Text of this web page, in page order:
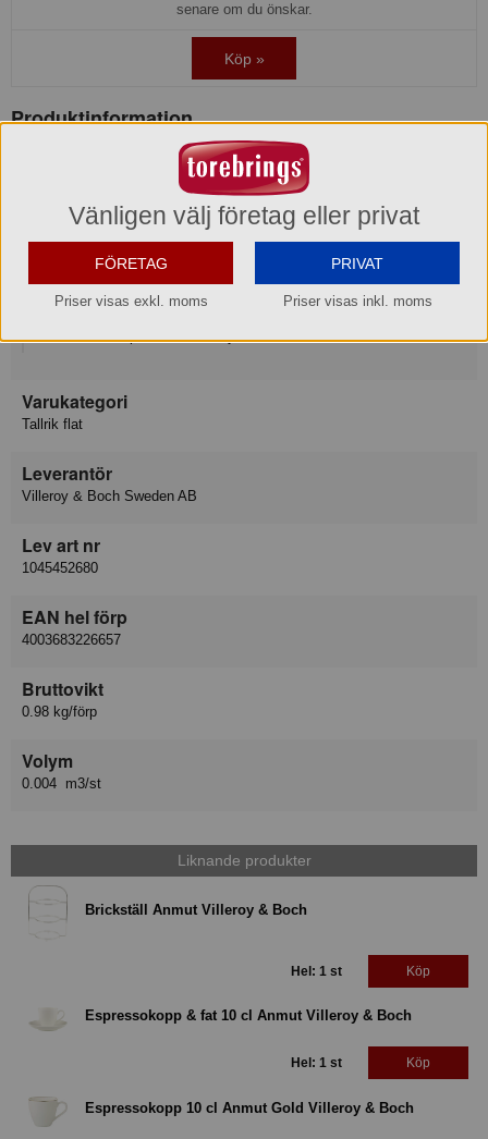
senare om du önskar.
Köp »
Produktinformation
Villeroy & Boch Signature
Konsumentkontakt
Villeroy & Boch Gustavsberg AB
Telefon
08-570 391 00
Hemsida
https://www.villeroy-boch.se/service/contact/
Varukategori
Tallrik flat
Leverantör
Villeroy & Boch Sweden AB
Lev art nr
1045452680
EAN hel förp
4003683226657
Bruttovikt
0.98 kg/förp
Volym
0.004 m3/st
Liknande produkter
Brickställ Anmut Villeroy & Boch
Hel: 1 st Köp
Espressokopp & fat 10 cl Anmut Villeroy & Boch
Hel: 1 st Köp
Espressokopp 10 cl Anmut Gold Villeroy & Boch
Vänligen välj företag eller privat
FÖRETAG
Priser visas exkl. moms
PRIVAT
Priser visas inkl. moms